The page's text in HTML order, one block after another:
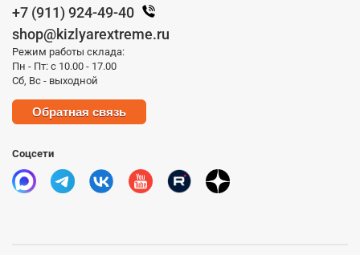
+7 (911) 924-49-40
shop@kizlyarextreme.ru
Режим работы склада:
Пн - Пт: с 10.00 - 17.00
Сб, Вс - выходной
Обратная связь
Соцсети